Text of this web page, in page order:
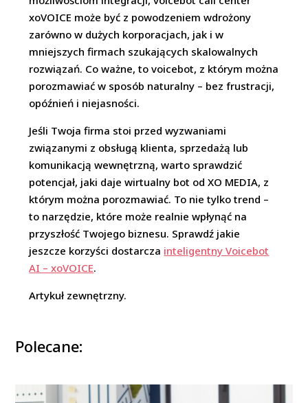
xoVOICE może być z powodzeniem wdrożony
zarówno w dużych korporacjach, jak i w
mniejszych firmach szukających skalowalnych
rozwiązań. Co ważne, to voicebot, z którym można
porozmawiać w sposób naturalny – bez frustracji,
opóźnień i niejasności.
Jeśli Twoja firma stoi przed wyzwaniami
związanymi z obsługą klienta, sprzedażą lub
komunikacją wewnętrzną, warto sprawdzić
potencjał, jaki daje wirtualny bot od XO MEDIA, z
którym można porozmawiać. To nie tylko trend –
to narzędzie, które może realnie wpłynąć na
przyszłość Twojego biznesu. Sprawdź jakie
jeszcze korzyści dostarcza inteligentny Voicebot
AI – xoVOICE.
Artykuł zewnętrzny.
Polecane: